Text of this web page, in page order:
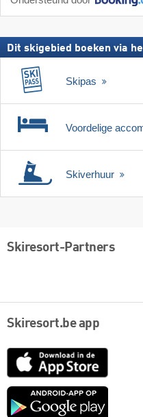
Dit skigebied boeken via
Skipas
Voordelige
Skiverhuur
Skiresort-Partners
Skiresort.be app
App
Google